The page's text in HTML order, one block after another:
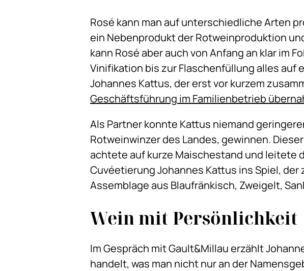
Rosé kann man auf unterschiedliche Arten
ein Nebenprodukt der Rotweinproduktion
kann Rosé aber auch von Anfang an klar im
Vinifikation bis zur Flaschenfüllung alles auf
Johannes Kattus, der erst vor kurzem
Geschäftsführung im Familienbetrieb
Als Partner konnte Kattus niemand
Rotweinwinzer des Landes, gewinnen.
achtete auf kurze Maischestand und leitete
Cuvéetierung Johannes Kattus ins Spiel,
Assemblage aus Blaufränkisch, Zweigelt,
Wein mit Persönlichkeit
Im Gespräch mit Gault&Millau erzählt
handelt, was man nicht nur an der